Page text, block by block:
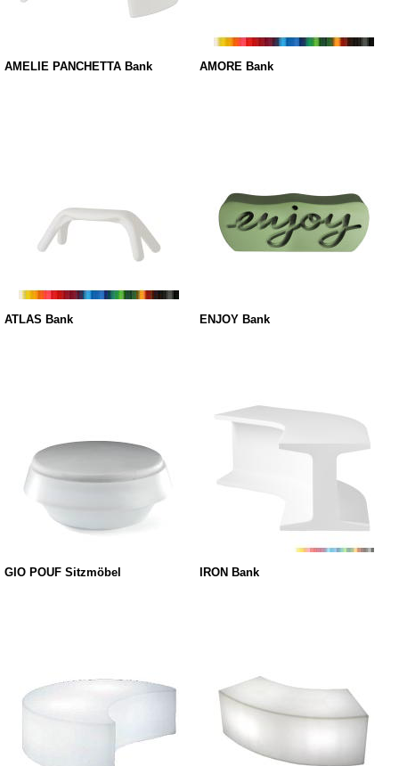
AMELIE PANCHETTA Bank AMORE Bank
ATLAS Bank ENJOY Bank
GIO POUF Sitzmöbel IRON Bank